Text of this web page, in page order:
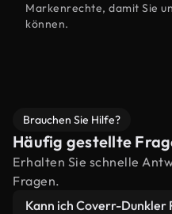
Markenrechte, damit Sie
können.
Brauchen Sie Hilfe?
Häufig gestellte
Erhalten Sie schnelle
Fragen.
Kann ich Coverr-Dunkler